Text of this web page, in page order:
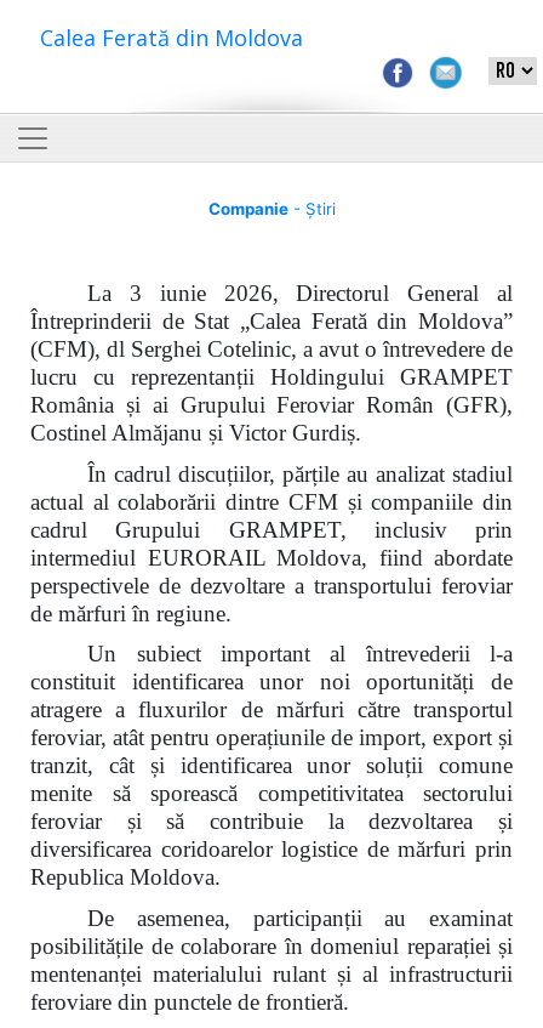
Calea Ferată din Moldova
Companie- Știri
La 3 iunie 2026, Directorul General al
Întreprinderii de Stat „Calea Ferată din Moldova”
(CFM), dl Serghei Cotelinic, a avut o întrevedere de
lucru cu reprezentanții Holdingului GRAMPET
România și ai Grupului Feroviar Român (GFR),
Costinel Almăjanu și Victor Gurdiș.
În cadrul discuțiilor, părțile au analizat stadiul
actual al colaborării dintre CFM și companiile din
cadrul Grupului GRAMPET, inclusiv prin
intermediul EURORAIL Moldova, fiind abordate
perspectivele de dezvoltare a transportului feroviar
de mărfuri în regiune.
Un subiect important al întrevederii l-a
constituit identificarea unor noi oportunități de
atragere a fluxurilor de mărfuri către transportul
feroviar, atât pentru operațiunile de import, export și
tranzit, cât și identificarea unor soluții comune
menite să sporească competitivitatea sectorului
feroviar și să contribuie la dezvoltarea și
diversificarea coridoarelor logistice de mărfuri prin
Republica Moldova.
De asemenea, participanții au examinat
posibilitățile de colaborare în domeniul reparației și
mentenanței materialului rulant și al infrastructurii
feroviare din punctele de frontieră.